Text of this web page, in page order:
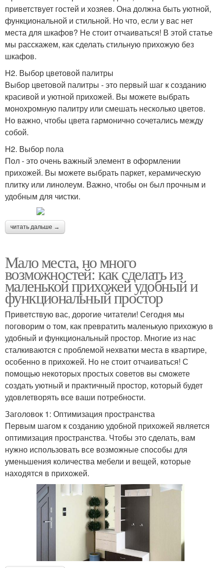
приветствует гостей и хозяев. Она должна быть уютной,
функциональной и стильной. Но что, если у вас нет
места для шкафов? Не стоит отчаиваться! В этой статье
мы расскажем, как сделать стильную прихожую без
шкафов.
H2. Выбор цветовой палитры
Выбор цветовой палитры - это первый шаг к созданию
красивой и уютной прихожей. Вы можете выбрать
монохромную палитру или смешать несколько цветов.
Но важно, чтобы цвета гармонично сочетались между
собой.
H2. Выбор пола
Пол - это очень важный элемент в оформлении
прихожей. Вы можете выбрать паркет, керамическую
плитку или линолеум. Важно, чтобы он был прочным и
удобным для чистки.
читать дальше →
Мало места, но много
возможностей: как сделать из
маленькой прихожей удобный и
функциональный простор
Приветствую вас, дорогие читатели! Сегодня мы
поговорим о том, как превратить маленькую прихожую в
удобный и функциональный простор. Многие из нас
сталкиваются с проблемой нехватки места в квартире,
особенно в прихожей. Но не стоит отчаиваться! С
помощью некоторых простых советов вы сможете
создать уютный и практичный простор, который будет
удовлетворять все ваши потребности.
Заголовок 1: Оптимизация пространства
Первым шагом к созданию удобной прихожей является
оптимизация пространства. Чтобы это сделать, вам
нужно использовать все возможные способы для
уменьшения количества мебели и вещей, которые
находятся в прихожей.